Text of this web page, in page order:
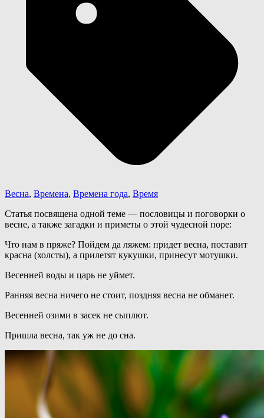
Весна, Времена, Времена года, Время
Статья посвящена одной теме — пословицы и поговорки о
весне, а также загадки и приметы о этой чудесной поре:
Что нам в пряже? Пойдем да ляжем: придет весна, поставит
красна (холсты), а прилетят кукушки, принесут мотушки.
Весенней воды и царь не уймет.
Ранняя весна ничего не стоит, поздняя весна не обманет.
Весенней озими в засек не сыплют.
Пришла весна, так уж не до сна.